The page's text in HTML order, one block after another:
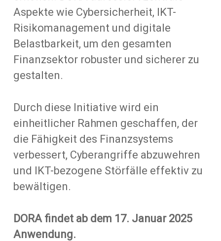
Aspekte wie Cybersicherheit, IKT-
Risikomanagement und digitale
Belastbarkeit, um den gesamten
Finanzsektor robuster und sicherer zu
gestalten.
Durch diese Initiative wird ein
einheitlicher Rahmen geschaffen, der
die Fähigkeit des Finanzsystems
verbessert, Cyberangriffe abzuwehren
und IKT-bezogene Störfälle effektiv zu
bewältigen.
DORA findet ab dem 17. Januar 2025
Anwendung.